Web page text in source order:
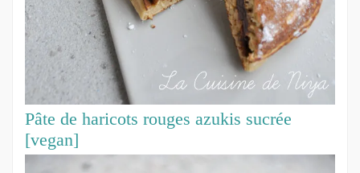
Pâte de haricots rouges azukis sucrée
[vegan]